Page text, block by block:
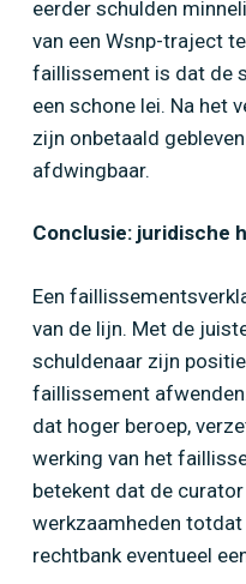
eerder schulden
van een Wsnp-traject
faillissement is dat de
een schone lei. Na het
zijn onbetaald
afdwingbaar.
Conclusie: juridische
Een
van de lijn. Met de
schuldenaar zijn
faillissement
dat hoger beroep,
werking van het
betekent dat de
werkzaamheden
rechtbank eventueel